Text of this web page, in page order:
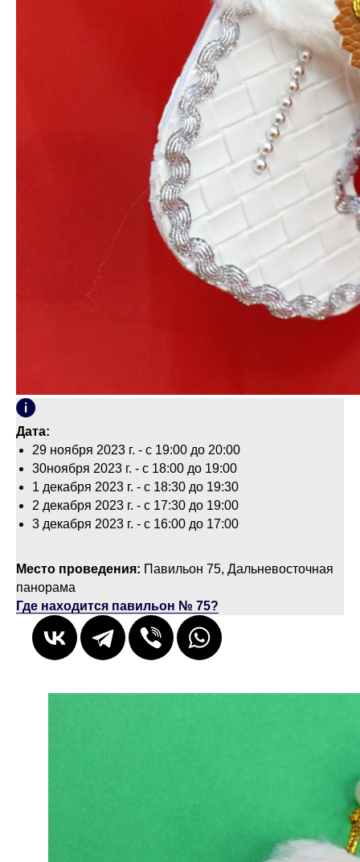
Дата:
29 ноября 2023 г. - с 19:00 до 20:00
30ноября 2023 г. - с 18:00 до 19:00
1 декабря 2023 г. - с 18:30 до 19:30
2 декабря 2023 г. - с 17:30 до 19:00
3 декабря 2023 г. - с 16:00 до 17:00
Место проведения: Павильон 75, Дальневосточная
панорама
Где находится павильон № 75?